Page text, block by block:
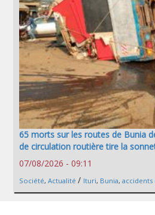
65 morts sur les routes de Bunia
de circulation routière tire la
07/08/2026 - 09:11
Société, Actualité / Ituri, Bunia,